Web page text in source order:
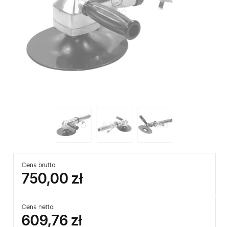
Cena brutto:
750,00 zł
Cena netto:
609,76 zł